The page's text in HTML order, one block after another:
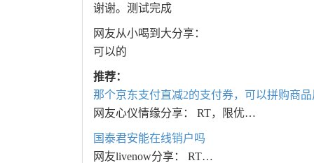
谢谢。测试完成
网友从小喝到大分享：
可以的
推荐：
那个京东支付直减2的支付券，可以拼购商
网友心仪情缘分享： RT，限优…
国泰君安能在线销户吗
网友livenow分享： RT…